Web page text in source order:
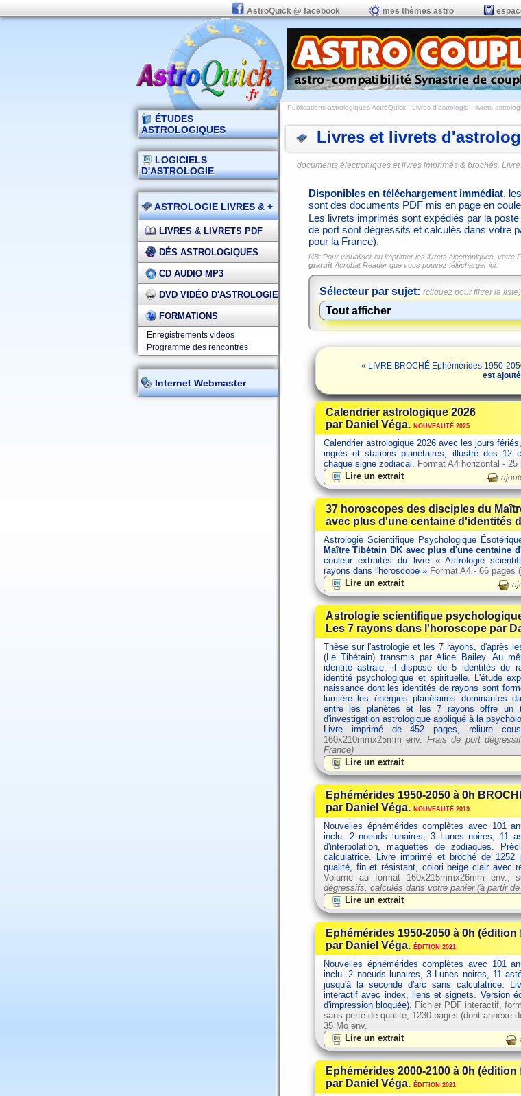
AstroQuick @ facebook mes thèmes astro
ÉTUDES
ASTROLOGIQUES
LOGICIELS
D'ASTROLOGIE
ASTROLOGIE LIVRES & +
LIVRES & LIVRETS PDF
DÉS ASTROLOGIQUES
CD AUDIO MP3
DVD VIDÉO D'ASTROLOGIE
FORMATIONS
Enregistrements vidéos
Programme des rencontres
Internet Webmaster
Publications astrologiques AstroQuick : Livres d'astrologie - livrets
Livres et livrets
documents électroniques et livres imprimés & brochés.
Disponibles en téléchargement immédiat,
sont des documents PDF mis en page en
Les livrets imprimés sont expédiés par la
de port sont dégressifs et calculés dans votre
pour la France).
NB: Pour visualiser ou imprimer les livrets électroniques, votre
gratuit Acrobat Reader que vous pouvez télécharger ici.
Sélecteur par sujet: (cliquez pour filtrer la liste)
« LIVRE BROCHÉ Ephémérides 1950-
est
Calendrier astrologique 2026
par Daniel Véga.NOUVEAUTÉ 2025
Calendrier astrologique 2026 avec les jours
ingrès et stations planétaires, illustré des 12
chaque signe zodiacal. Format A4 horizontal - 25
Lire un extrait
37 horoscopes des disciples du
avec plus d'une centaine d'identités
Astrologie Scientifique Psychologique
Maître Tibétain DK avec plus d'une centaine
couleur extraites du livre « Astrologie
rayons dans l'horoscope » Format A4 - 66 pages
Lire un extrait
Astrologie scientifique
Les 7 rayons dans l'horoscope par
Thèse sur l'astrologie et les 7 rayons, d'après
(Le Tibétain) transmis par Alice Bailey. Au
identité astrale, il dispose de 5 identités de
identité psychologique et spirituelle. L'étude
naissance dont les identités de rayons sont
lumière les énergies planétaires dominantes
entre les planètes et les 7 rayons offre un
d'investigation astrologique appliqué à la
Livre imprimé de 452 pages, reliure
160x210mmx25mm env. Frais de port
France)
Lire un extrait
Ephémérides 1950-2050 à 0h
par Daniel Véga.NOUVEAUTÉ 2019
Nouvelles éphémérides complètes avec 101
inclu. 2 noeuds lunaires, 3 Lunes noires, 11
d'interpolation, maquettes de zodiaques.
calculatrice. Livre imprimé et broché de
qualité, fin et résistant, colori beige clair avec
Volume au format 160x215mmx26mm env.,
dégressifs, calculés dans votre panier (à partir de
Lire un extrait
Ephémérides 1950-2050 à 0h (édition
par Daniel Véga.ÉDITION 2021
Nouvelles éphémérides complètes avec 101
inclu. 2 noeuds lunaires, 3 Lunes noires, 11
jusqu'à la seconde d'arc sans calculatrice.
interactif avec index, liens et signets. Version
d'impression bloquée). Fichier PDF interactif,
sans perte de qualité, 1230 pages (dont annexe
35 Mo env.
Lire un extrait
Ephémérides 2000-2100 à 0h (édition
par Daniel Véga.ÉDITION 2021